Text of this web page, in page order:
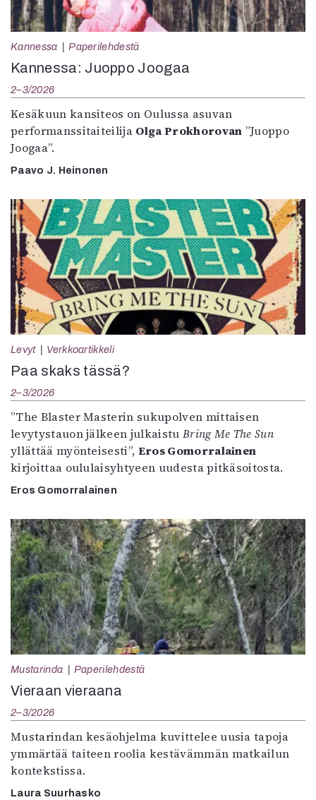
Kannessa Paperilehdestä
Kannessa: Juoppo Joogaa
2–3/2026
Kesäkuun kansiteos on Oulussa asuvan
performanssitaiteilija Olga Prokhorovan ”Juoppo
Joogaa”.
Paavo J. Heinonen
Levyt Verkkoartikkeli
Paa skaks tässä?
2–3/2026
”The Blaster Masterin sukupolven mittaisen
levytystauon jälkeen julkaistu Bring Me The Sun
yllättää myönteisesti”, Eros Gomorralainen
kirjoittaa oululaisyhtyeen uudesta pitkäsoitosta.
Eros Gomorralainen
Mustarinda Paperilehdestä
Vieraan vieraana
2–3/2026
Mustarindan kesäohjelma kuvittelee uusia tapoja
ymmärtää taiteen roolia kestävämmän matkailun
kontekstissa.
Laura Suurhasko